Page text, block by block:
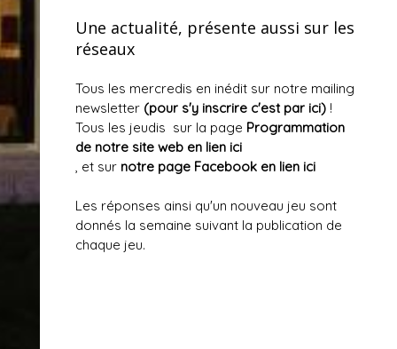
Une actualité, présente aussi sur les
réseaux
Tous les mercredis en inédit sur notre mailing
newsletter (pour s'y inscrire c'est par ici)!
Tous les jeudis sur la page Programmation
de notre site web en lien ici
, et sur notre page Facebook en lien ici
Les réponses ainsi qu'un nouveau jeu sont
donnés la semaine suivant la publication de
chaque jeu.